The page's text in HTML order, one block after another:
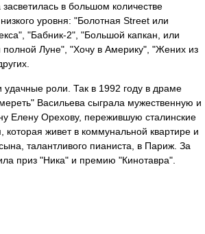
засветилась в большом количестве
уровня: "Болотная Street или
"Бабник-2", "Большой капкан, или
полной Луне", "Хочу в Америку", "Жених из
удачные роли. Так в 1992 году в драме
Васильева сыграла мужественную и
Елену Орехову, пережившую сталинские
которая живет в коммунальной квартире и
талантливого пианиста, в Париж. За
приз "Ника" и премию "Кинотавра".